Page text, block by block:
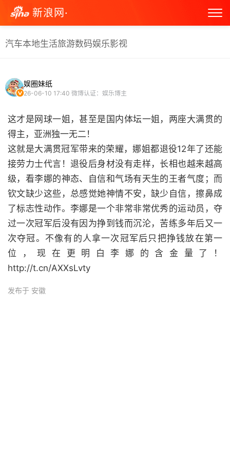
新浪网·
汽车本地生活旅游数码娱乐影视
娱圈妹纸
26-06-10 17:40 微博认证：娱乐博主
这才是网球一姐，甚至是国内体坛一姐，两座大满贯的
得主，亚洲独一无二！
这就是大满贯冠军带来的荣耀，娜姐都退役12年了还能
接劳力士代言！退役后身材没有走样，长相也越来越高
级，看李娜的神态、自信和气场有天生的王者气度；而
钦文缺少这些，总感觉她神情不安，缺少自信，擦鼻成
了标志性动作。李娜是一个非常非常优秀的运动员，夺
过一次冠军后没有因为挣到钱而沉沦，苦练多年后又一
次夺冠。不像有的人拿一次冠军后只把挣钱放在第一
位，现在更明白李娜的含金量了！
http://t.cn/AXXsLvty
发布于 安徽